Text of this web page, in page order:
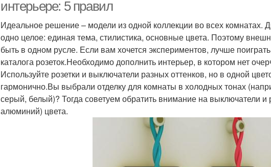
интерьере: 5 правил
Идеальное решение – модели из одной коллекции во всех комнатах.
одно целое: единая тема, стилистика, основные цвета. Поэтому
быть в одном русле. Если вам хочется экспериментов, лучше
каталога розеток.Необходимо дополнить интерьер, в котором нет
Используйте розетки и выключатели разных оттенков, но в одной
гармонично.Вы выбрали отделку для комнаты в холодных тонах
серый, белый)? Тогда советуем обратить внимание на выключатели и
алюминий) цвета.